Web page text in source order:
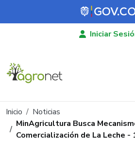
Pasar al contenido principal
Iniciar
Ruta de navegación
Inicio
Noticias
MinAgricultura Busca
Comercialización de La Leche -